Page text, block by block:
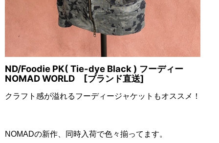
ND/Foodie PK( Tie-dye Black ) フーディー
NOMAD WORLD [ブランド直送]
クラフト感が溢れるフーディージャケットもオススメ！
NOMADの新作、同時入荷で色々揃ってます。